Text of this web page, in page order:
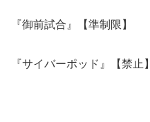
『御前試合』【準制限】
『サイバーポッド』【禁止】